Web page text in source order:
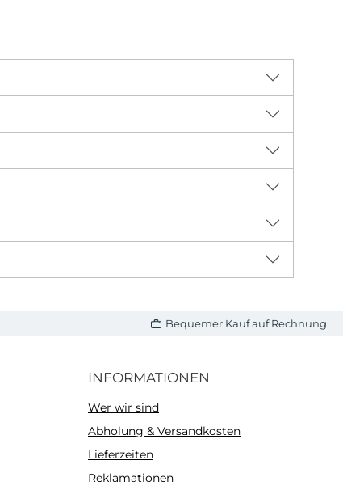
Bequemer Kauf auf Rechnung
INFORMATIONEN
Wer wir sind
Abholung & Versandkosten
Lieferzeiten
Reklamationen